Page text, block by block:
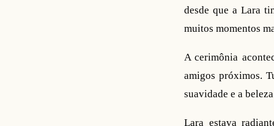
desde que a Lara
muitos momentos
A cerimônia
amigos próximos.
suavidade e a
Lara estava